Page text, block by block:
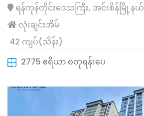
ရန်ကုန်တိုင်းဒေသကြီး, အင်းစိန်မြို့နယ်
လုံးချင်းအိမ်
42 ကျပ်(သိန်း)
2775 ဧရိယာ စတုရန်းပေ